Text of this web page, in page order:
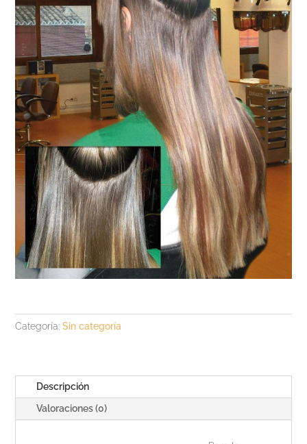
Categoría:Sin categoría
Descripción
Valoraciones (0)